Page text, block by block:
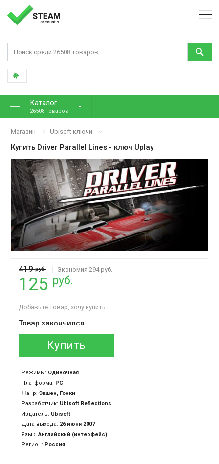
Каталог
26508 товаров
Магазин Ubisoft ключи
Купить Driver Parallel Lines - ключ Uplay
419руб. Экономия 294 руб.
125 руб.
Добавьте товар, хочу купить
Товар закончился
Купить
Режимы: Одиночная
Платформа: PC
Жанр:Экшен, Гонки
Разработчик: Ubisoft Reflections
Издатель: Ubisoft
Дата выхода: 26 июня 2007
Язык:Английский (интерфейс)
Регион: Россия